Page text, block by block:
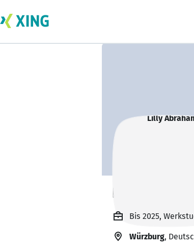
Lilly Abraham
Bis 2025,
Würzburg,